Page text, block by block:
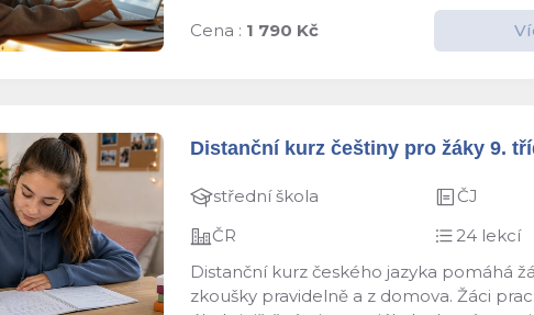
Cena : 1 790 Kč
Distanční kurz češtiny pro žáky 9.
střední škola ČJ
ČR
24 lekcí
Distanční kurz českého jazyka pomáhá
zkoušky pravidelně a z domova. Žáci